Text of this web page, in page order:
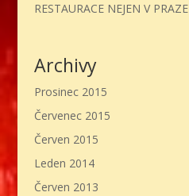
RESTAURACE NEJEN V PRAZE
Archivy
Prosinec 2015
Červenec 2015
Červen 2015
Leden 2014
Červen 2013